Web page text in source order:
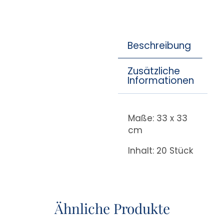
Beschreibung
Zusätzliche
Informationen
Maße: 33 x 33
cm
Inhalt: 20 Stück
Ähnliche Produkte